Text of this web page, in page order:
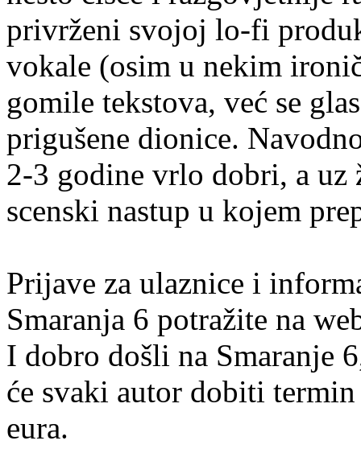
privrženi svojoj lo-fi
vokale (osim u nekim
gomile tekstova, već se
prigušene dionice.
2-3 godine vrlo dobri, a uz
scenski nastup u kojem
Prijave za ulaznice i
Smaranja 6 potražite na
I dobro došli na Smaranje
će svaki autor dobiti
eura.